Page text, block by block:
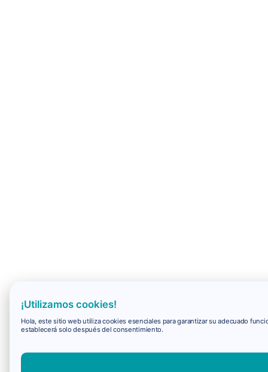
¡Utilizamos cookies!
Hola, este sitio web utiliza cookies esenciales para garantizar su adecuado
establecerá solo después del consentimiento.